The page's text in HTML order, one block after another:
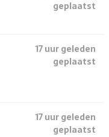
geplaatst
17 uur geleden
geplaatst
17 uur geleden
geplaatst